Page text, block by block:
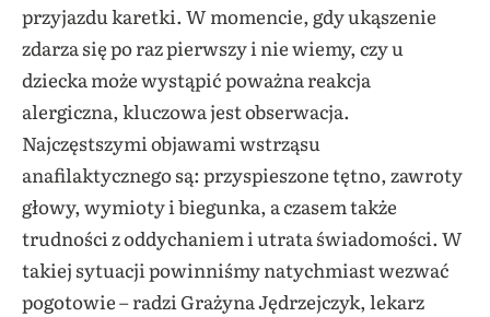
przyjazdu karetki. W momencie, gdy ukąszenie
zdarza się po raz pierwszy i nie wiemy, czy u
dziecka może wystąpić poważna reakcja
alergiczna, kluczowa jest obserwacja.
Najczęstszymi objawami wstrząsu
anafilaktycznego są: przyspieszone tętno, zawroty
głowy, wymioty i biegunka, a czasem także
trudności z oddychaniem i utrata świadomości. W
takiej sytuacji powinniśmy natychmiast wezwać
pogotowie – radzi Grażyna Jędrzejczyk, lekarz